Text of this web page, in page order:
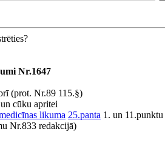
Nr.1647
(prot. Nr.89 115.§)
cūku apritei
likuma 25.panta 1. un 11.punktu
Nr.833 redakcijā)